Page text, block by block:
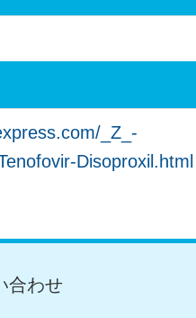
_Z_-
Disoproxil.html
合わせ